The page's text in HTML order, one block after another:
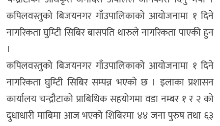
कपिलवस्तुको बिजयनगर गाँउपालिकाको आयोजनामा १ दिने
नागरिकता घुम्टिी सिबिर बासपति थारुले नागरिकता पाएकी हुन
।
कपिलवस्तुको बिजयनगर गाँउपालिकाको आयोजनामा १ दिने
नागरिकता घुम्टिी सिबिर सम्पन्न भएको छ । इलाका प्रशासन
कार्यालय चन्द्रौटाको प्राबिधिक सहयोगमा वडा नम्बर १ र २ को
दुधाधारी माबिमा आज भएको शिबिरमा ४४ जना पुरुष तथा ६३